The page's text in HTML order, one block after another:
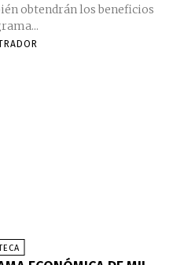
obtendrán los beneficios